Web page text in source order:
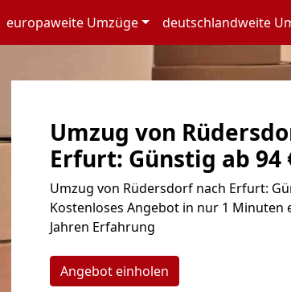
europaweite Umzüge deutschlandweite
Umzug von
Erfurt: Günstig ab 94
Umzug von Rüdersdorf nach Erfurt:
Kostenloses Angebot in nur 1
Jahren Erfahrung
Angebot einholen